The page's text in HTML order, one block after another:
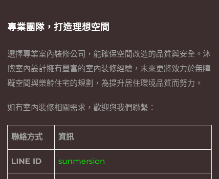
專業團隊，打造理想空間
選擇專業室內裝修公司，能確保空間改造的品質與安全。沐
煦室內設計擁有豐富的室內裝修經驗，未來更將致力於無障
礙空間與樂齡住宅的規劃，為提升居住環境品質而努力。
如有室內裝修相關需求，歡迎與我們聯繫：
聯絡方式 資訊
LINE ID sunmersion